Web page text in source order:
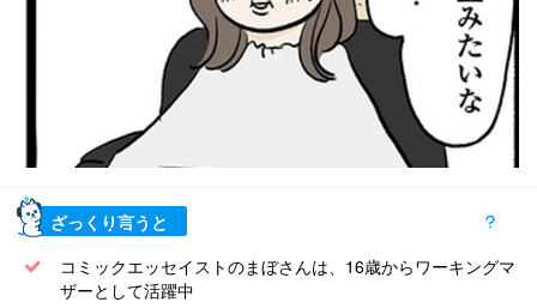
ざっくり言うと
コミックエッセイストのまぼさんは、16歳からワーキングマ
ザーとして活躍中